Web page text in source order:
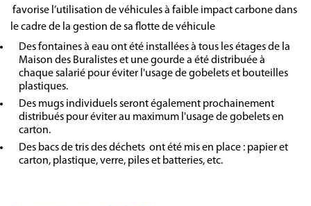
favorise l’utilisation de véhicules à faible impact carbone dans
le cadre de la gestion de sa flotte de véhicule
Des fontaines à eau ont été installées à tous les étages de la
Maison des Buralistes et une gourde a été distribuée à
chaque salarié pour éviter l'usage de gobelets et bouteilles
plastiques.
Des mugs individuels seront également prochainement
distribués pour éviter au maximum l'usage de gobelets en
carton.
Des bacs de tris des déchets ont été mis en place : papier et
carton, plastique, verre, piles et batteries, etc.